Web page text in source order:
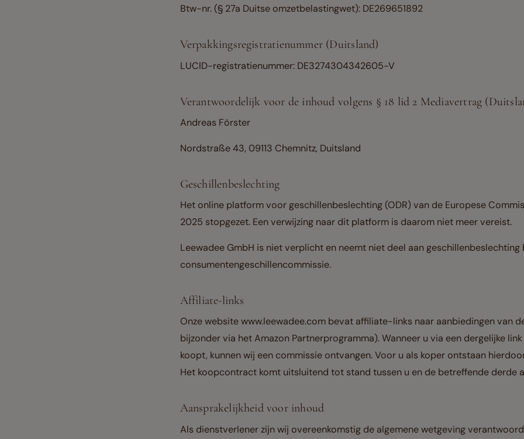
Btw-nr. (§ 27a Duitse omzetbelastingwet): DE269651892
Verpakkingsregistratienummer (Duitsland)
LUCID-registratienummer: DE3274304342605-V
Verantwoordelijk voor de inhoud volgens § 18 lid 2 Mediavertrag
Andreas Förster
Nordstraße 43, 09113 Chemnitz, Duitsland
Geschillenbeslechting
Het online platform voor geschillenbeslechting (ODR) van de Europese
2025 stopgezet. Een verwijzing naar dit platform is daarom niet meer vereist.
Leewadee GmbH is niet verplicht en neemt niet deel aan geschillenbeslechting
consumentengeschillencommissie.
Affiliate-links
Onze website www.leewadee.com bevat affiliate-links naar aanbiedingen van
bijzonder via het Amazon Partnerprogramma). Wanneer u via een dergelijke
koopt, kunnen wij een commissie ontvangen. Voor u als koper ontstaan
Het koopcontract komt uitsluitend tot stand tussen u en de betreffende derde
Aansprakelijkheid voor inhoud
Als dienstverlener zijn wij overeenkomstig de algemene wetgeving